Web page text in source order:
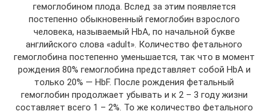
гемоглобином плода. Вслед за этим появляется
постепенно обыкновенный гемоглобин взрослого
человека, называемый HbA, по начальной букве
английского слова «adult». Количество фетального
гемоглобина постепенно уменьшается, так что в момент
рождения 80% гемоглобина представляет собой HbA и
только 20% — HbF. После рождения фетальный
гемоглобин продолжает убывать и к 2 – 3 году жизни
составляет всего 1 – 2%. То же количество фетального